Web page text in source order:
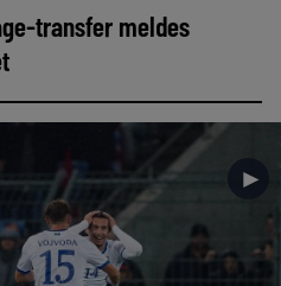
transfer meldes
►